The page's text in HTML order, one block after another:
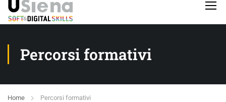
Percorsi formativi
Home Percorsi formativi